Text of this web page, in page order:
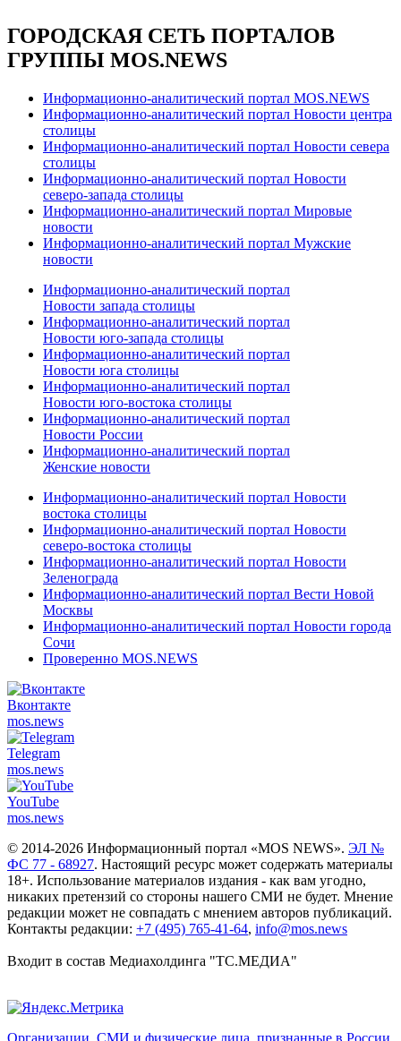
ГОРОДСКАЯ СЕТЬ ПОРТАЛОВ
ГРУППЫ MOS.NEWS
Информационно-аналитический портал MOS.NEWS
Информационно-аналитический портал Новости центра
столицы
Информационно-аналитический портал Новости севера
столицы
Информационно-аналитический портал Новости
северо-запада столицы
Информационно-аналитический портал Мировые
новости
Информационно-аналитический портал Мужские
новости
Информационно-аналитический портал
Новости запада столицы
Информационно-аналитический портал
Новости юго-запада столицы
Информационно-аналитический портал
Новости юга столицы
Информационно-аналитический портал
Новости юго-востока столицы
Информационно-аналитический портал
Новости России
Информационно-аналитический портал
Женские новости
Информационно-аналитический портал Новости
востока столицы
Информационно-аналитический портал Новости
северо-востока столицы
Информационно-аналитический портал Новости
Зеленограда
Информационно-аналитический портал Вести Новой
Москвы
Информационно-аналитический портал Новости города
Сочи
Проверенно MOS.NEWS
Вконтакте
mos.news
Telegram
mos.news
YouTube
mos.news
© 2014-2026 Информационный портал «MOS NEWS». ЭЛ №
ФС 77 - 68927. Настоящий ресурс может содержать материалы
18+. Использование материалов издания - как вам угодно,
никаких претензий со стороны нашего СМИ не будет. Мнение
редакции может не совпадать с мнением авторов публикаций.
Контакты редакции: +7 (495) 765-41-64, info@mos.news
Входит в состав Медиахолдинга "ТС.МЕДИА"
Организации, СМИ и физические лица, признанные в России